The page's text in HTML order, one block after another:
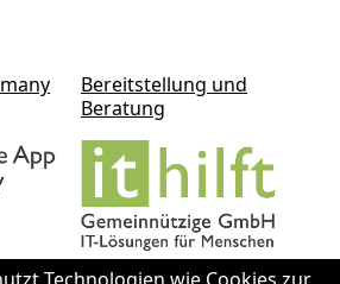
Bereitstellung und
Beratung